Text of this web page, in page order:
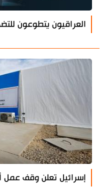
العراقيون يتطوعون
إسرائيل تعلن وقف عمل